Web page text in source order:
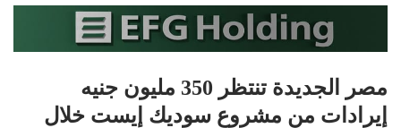
مصر الجديدة تنتظر 350 مليون جنيه
إيرادات من مشروع سوديك إيست خلال